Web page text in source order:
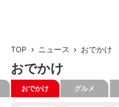
TOP ニュース おでかけ
おでかけ
おでかけ グルメ